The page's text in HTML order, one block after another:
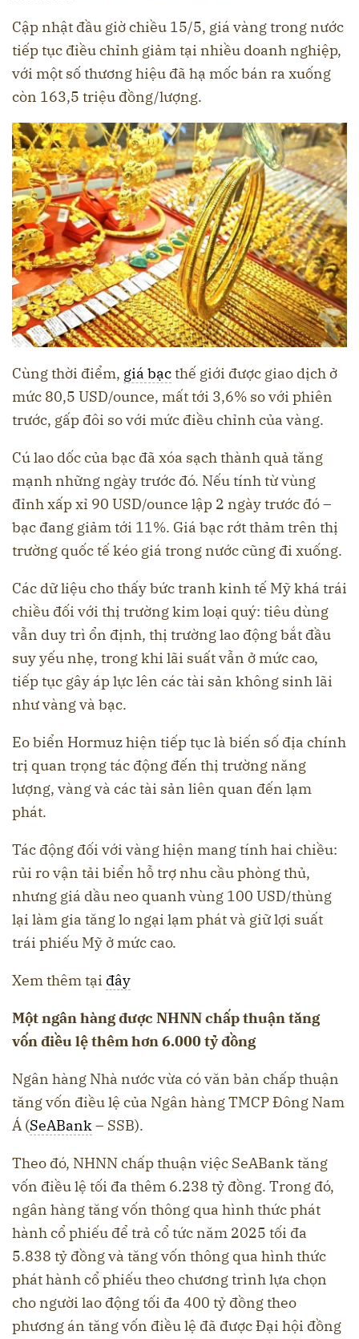
Cập nhật đầu giờ chiều 15/5, giá vàng trong nước
tiếp tục điều chỉnh giảm tại nhiều doanh nghiệp,
với một số thương hiệu đã hạ mốc bán ra xuống
còn 163,5 triệu đồng/lượng.
Cùng thời điểm, giá bạcthế giới được giao dịch ở
mức 80,5 USD/ounce, mất tới 3,6% so với phiên
trước, gấp đôi so với mức điều chỉnh của vàng.
Cú lao dốc của bạc đã xóa sạch thành quả tăng
mạnh những ngày trước đó. Nếu tính từ vùng
đỉnh xấp xỉ 90 USD/ounce lập 2 ngày trước đó –
bạc đang giảm tới 11%. Giá bạc rớt thảm trên thị
trường quốc tế kéo giá trong nước cũng đi xuống.
Các dữ liệu cho thấy bức tranh kinh tế Mỹ khá trái
chiều đối với thị trường kim loại quý: tiêu dùng
vẫn duy trì ổn định, thị trường lao động bắt đầu
suy yếu nhẹ, trong khi lãi suất vẫn ở mức cao,
tiếp tục gây áp lực lên các tài sản không sinh lãi
như vàng và bạc.
Eo biển Hormuz hiện tiếp tục là biến số địa chính
trị quan trọng tác động đến thị trường năng
lượng, vàng và các tài sản liên quan đến lạm
phát.
Tác động đối với vàng hiện mang tính hai chiều:
rủi ro vận tải biển hỗ trợ nhu cầu phòng thủ,
nhưng giá dầu neo quanh vùng 100 USD/thùng
lại làm gia tăng lo ngại lạm phát và giữ lợi suất
trái phiếu Mỹ ở mức cao.
Xem thêm tại đây
Một ngân hàng được NHNN chấp thuận tăng
vốn điều lệ thêm hơn 6.000 tỷ đồng
Ngân hàng Nhà nước vừa có văn bản chấp thuận
tăng vốn điều lệ của Ngân hàng TMCP Đông Nam
Á (SeABank– SSB).
Theo đó, NHNN chấp thuận việc SeABank tăng
vốn điều lệ tối đa thêm 6.238 tỷ đồng. Trong đó,
ngân hàng tăng vốn thông qua hình thức phát
hành cổ phiếu để trả cổ tức năm 2025 tối đa
5.838 tỷ đồng và tăng vốn thông qua hình thức
phát hành cổ phiếu theo chương trình lựa chọn
cho người lao động tối đa 400 tỷ đồng theo
phương án tăng vốn điều lệ đã được Đại hội đồng